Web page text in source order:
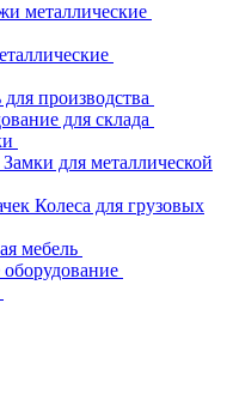
металлические
производства
для склада
Замки для металлической
Колеса для грузовых
мебель